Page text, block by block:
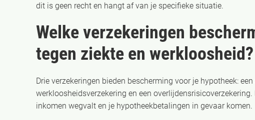
dit is geen recht en hangt af van je specifieke situatie.
Welke verzekeringen
tegen ziekte en werkloosheid?
Drie verzekeringen bieden bescherming voor je hypotheek: een
werkloosheidsverzekering en een
inkomen wegvalt en je hypotheekbetalingen in gevaar komen.